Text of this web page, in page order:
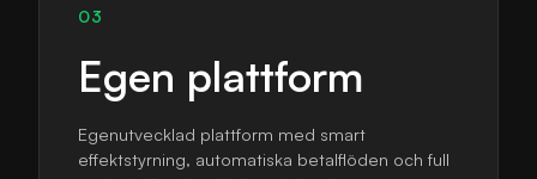
03
Egen plattform
Egenutvecklad plattform med smart
effektstyrning, automatiska betalflöden och full